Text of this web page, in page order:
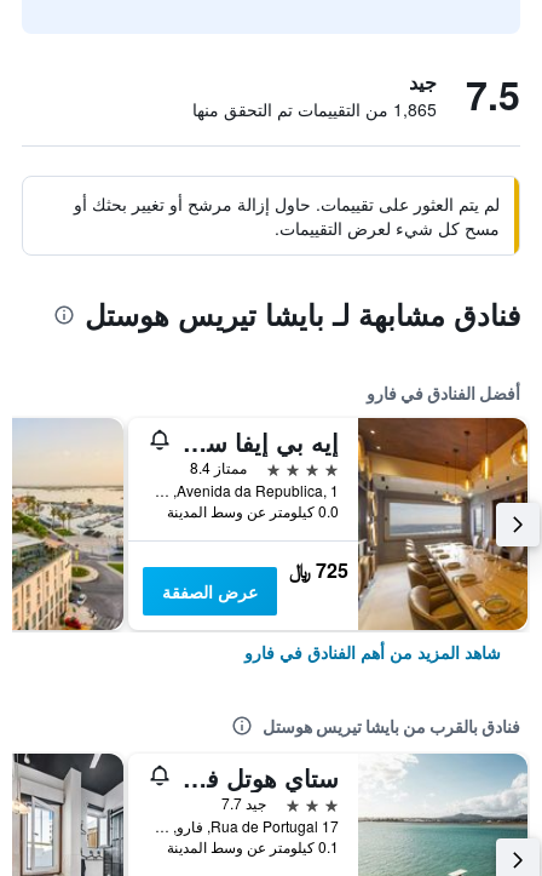
7.5 جيد
1,865 من التقييمات تم التحقق منها
لم يتم العثور على تقييمات. حاول إزالة مرشح أو تغيير بحثك أو
مسح كل شيء لعرض التقييمات.
فنادق مشابهة لـ بايشا تيريس هوستل
أفضل الفنادق في فارو
إيه بي إيفا سينسيز
4 نجوم
ممتاز 8.4
Avenida da Republica, 1, فارو, منطقة فارو, البرتغال
0.0 كيلومتر عن وسط المدينة
725 ﷼
عرض الصفقة
شاهد المزيد من أهم الفنادق في فارو
فنادق بالقرب من بايشا تيريس هوستل
ستاي هوتل فارو سنترو
3 نجوم
جيد 7.7
Rua de Portugal 17, فارو, منطقة فارو, البرتغال
0.1 كيلومتر عن وسط المدينة